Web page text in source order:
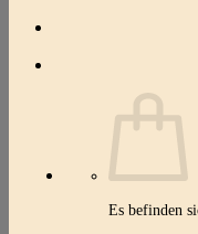
Es befinden